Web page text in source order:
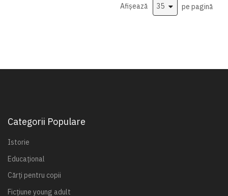
Afișează pe pagină
Categorii Populare
Istorie
Educațional
Cărți pentru copii
Ficțiune young adult